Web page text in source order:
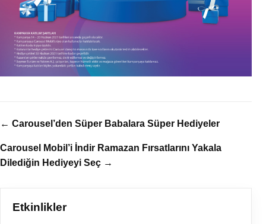
← Carousel’den Süper Babalara Süper Hediyeler
Carousel Mobil’i İndir Ramazan Fırsatlarını Yakala
Dilediğin Hediyeyi Seç →
Etkinlikler